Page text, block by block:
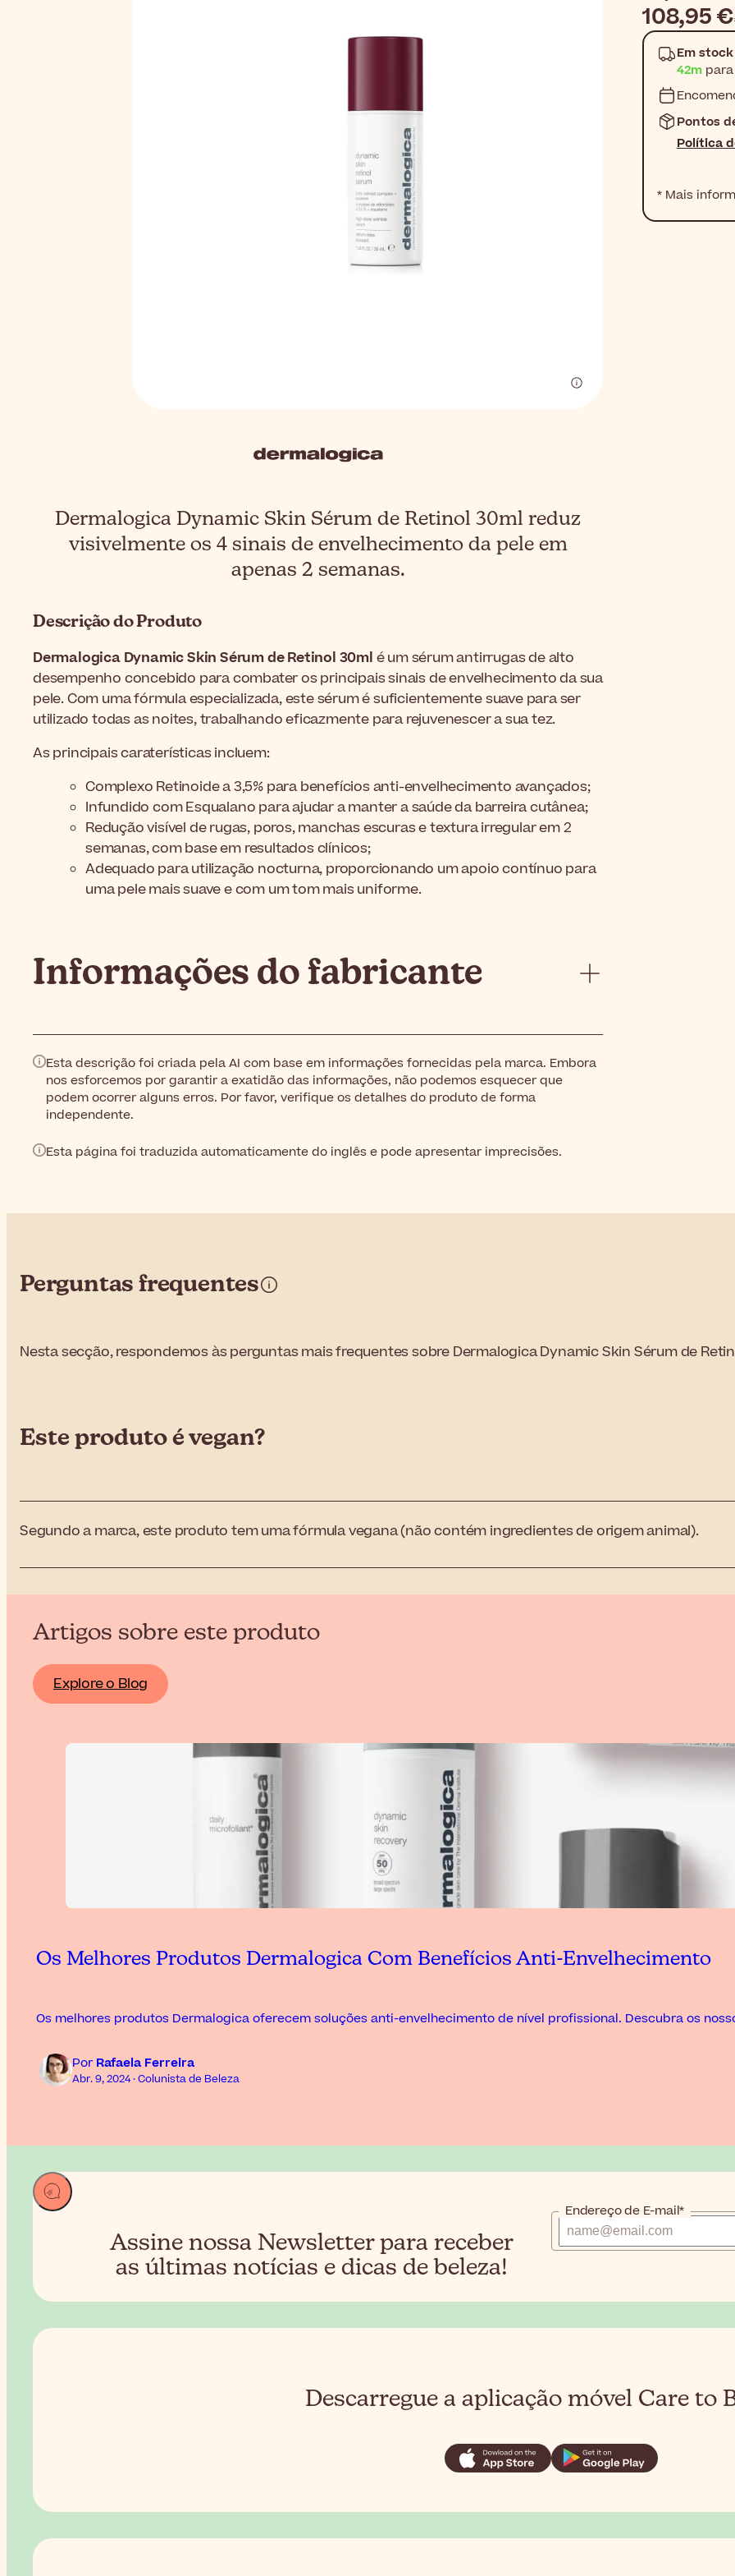
108,95 €
Em stock
42mpara
Pontos
Política
* Mais
Dermalogica Dynamic Skin Sérum de Retinol 30ml reduz
visivelmente os 4 sinais de envelhecimento da pele em
apenas 2 semanas.
Descrição do Produto
Dermalogica Dynamic Skin Sérum de Retinol 30ml é um sérum antirrugas de alto
desempenho concebido para combater os principais sinais de envelhecimento da sua
pele. Com uma fórmula especializada, este sérum é suficientemente suave para ser
utilizado todas as noites, trabalhando eficazmente para rejuvenescer a sua tez.
As principais caraterísticas incluem:
Complexo Retinoide a 3,5% para benefícios anti-envelhecimento avançados;
Infundido com Esqualano para ajudar a manter a saúde da barreira cutânea;
Redução visível de rugas, poros, manchas escuras e textura irregular em 2
semanas, com base em resultados clínicos;
Adequado para utilização nocturna, proporcionando um apoio contínuo para
uma pele mais suave e com um tom mais uniforme.
Informações do fabricante
Esta descrição foi criada pela AI com base em informações fornecidas pela marca. Embora
nos esforcemos por garantir a exatidão das informações, não podemos esquecer que
podem ocorrer alguns erros. Por favor, verifique os detalhes do produto de forma
independente.
Esta página foi traduzida automaticamente do inglês e pode apresentar imprecisões.
Perguntas frequentes
Nesta secção, respondemos às perguntas mais frequentes sobre Dermalogica Dynamic Skin Sérum de
Este produto é vegan?
Segundo a marca, este produto tem uma fórmula vegana (não contém ingredientes de origem animal).
Artigos sobre este produto
Explore o Blog
Os Melhores Produtos Dermalogica Com Benefícios Anti-Envelhecimento
Os melhores produtos Dermalogica oferecem soluções anti-envelhecimento de nível profissional. Descubra os
Por Rafaela Ferreira
Abr. 9, 2024 · Colunista de Beleza
Assine nossa Newsletter para receber
as últimas notícias e dicas de beleza!
Endereço de E-mail*
Descarregue a aplicação móvel Care to